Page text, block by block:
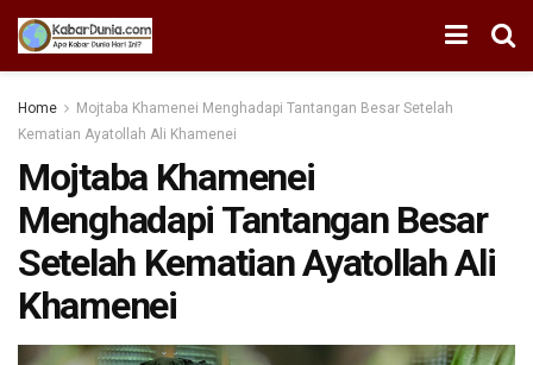
Home
Mojtaba Khamenei Menghadapi Tantangan Besar Setelah
Kematian Ayatollah Ali Khamenei
Mojtaba Khamenei
Menghadapi Tantangan Besar
Setelah Kematian Ayatollah Ali
Khamenei